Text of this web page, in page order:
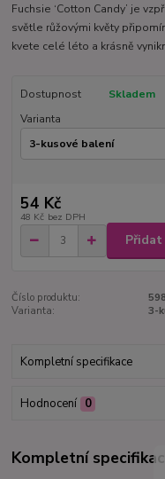
Fuchsie ‘Cotton Candy’ je
světle růžovými květy
kvete celé léto a krásně
Dostupnost
Skladem
Varianta
54 Kč
48 Kč bez DPH
Číslo produktu:
Varianta:
3-
Kompletní specifikace
Hodnocení 0
Kompletní